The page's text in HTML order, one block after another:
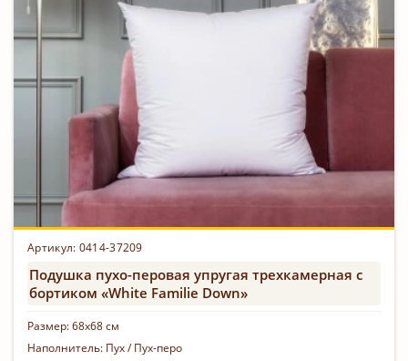
Артикул: 0414-37209
Подушка пухо-перовая упругая трехкамерная с
бортиком «White Familie Down»
Размер:68х68 см
Наполнитель: Пух / Пух-перо